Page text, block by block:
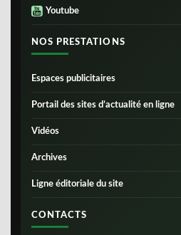
Youtube
NOS PRESTATIONS
Espaces publicitaires
Portail des sites d’actualité en ligne
Vidéos
Archives
Ligne éditoriale du site
CONTACTS